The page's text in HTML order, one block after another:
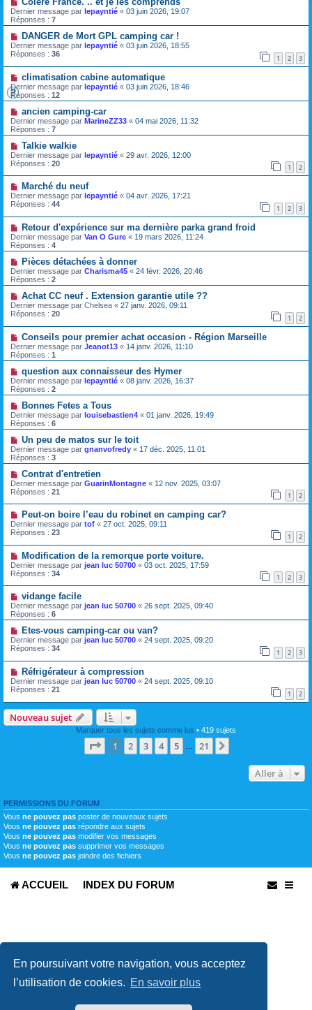
En poursuivant votre navigation, vous acceptez
l’utilisation de cookies. En savoir plus
Dernier message par lepayntié « 03 juin 2026, 19:07
Réponses : 7
DANGER de Mort GPL camping car !
Dernier message par lepayntié « 03 juin 2026, 18:55
Réponses : 36 1 2 3
climatisation cabine automatique
Dernier message par lepayntié « 03 juin 2026, 18:46
Réponses : 12
ancien camping-car
Dernier message par MarineZZ33 « 04 mai 2026, 11:32
Réponses : 7
Talkie walkie
Dernier message par lepayntié « 29 avr. 2026, 12:00
Réponses : 20 1 2
Marché du neuf
Dernier message par lepayntié « 04 avr. 2026, 17:21
Réponses : 44 1 2 3
Retour d'expérience sur ma dernière parka grand froid
Dernier message par Van O Gure « 19 mars 2026, 11:24
Réponses : 4
Pièces détachées à donner
Dernier message par Charisma45 « 24 févr. 2026, 20:46
Réponses : 2
Achat CC neuf . Extension garantie utile ??
Dernier message par Chelsea « 27 janv. 2026, 09:11
Réponses : 20 1 2
Conseils pour premier achat occasion - Région Marseille
Dernier message par Jeanot13 « 14 janv. 2026, 11:10
Réponses : 1
question aux connaisseur des Hymer
Dernier message par lepayntié « 08 janv. 2026, 16:37
Réponses : 2
Bonnes Fetes a Tous
Dernier message par louisebastien4 « 01 janv. 2026, 19:49
Réponses : 6
Un peu de matos sur le toit
Dernier message par gnanvofredy « 17 déc. 2025, 11:01
Réponses : 3
Contrat d'entretien
Dernier message par GuarinMontagne « 12 nov. 2025, 03:07
Réponses : 21 1 2
Peut-on boire l’eau du robinet en camping car?
Dernier message par tof « 27 oct. 2025, 09:11
Réponses : 23 1 2
Modification de la remorque porte voiture.
Dernier message par jean luc 50700 « 03 oct. 2025, 17:59
Réponses : 34 1 2 3
vidange facile
Dernier message par jean luc 50700 « 26 sept. 2025, 09:40
Réponses : 6
Etes-vous camping-car ou van?
Dernier message par jean luc 50700 « 24 sept. 2025, 09:20
Réponses : 34 1 2 3
Réfrigérateur à compression
Dernier message par jean luc 50700 « 24 sept. 2025, 09:10
Réponses : 21 1 2
Nouveau sujet
Marquer tous les sujets comme lus • 419 sujets
Page 1sur21
1 2 3 4 5 21
Aller à
PERMISSIONS DU FORUM
Vous ne pouvez pas poster de nouveaux sujets
Vous ne pouvez pas répondre aux sujets
Vous ne pouvez pas modifier vos messages
Vous ne pouvez pas supprimer vos messages
Vous ne pouvez pas joindre des fichiers
ACCUEIL INDEX DU FORUM
Traduit parphpBB-fr.com